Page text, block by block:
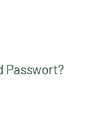
Passwort?